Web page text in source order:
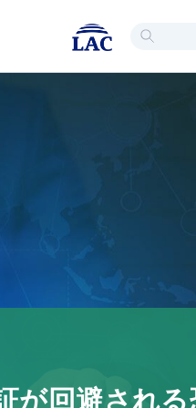
が回避される